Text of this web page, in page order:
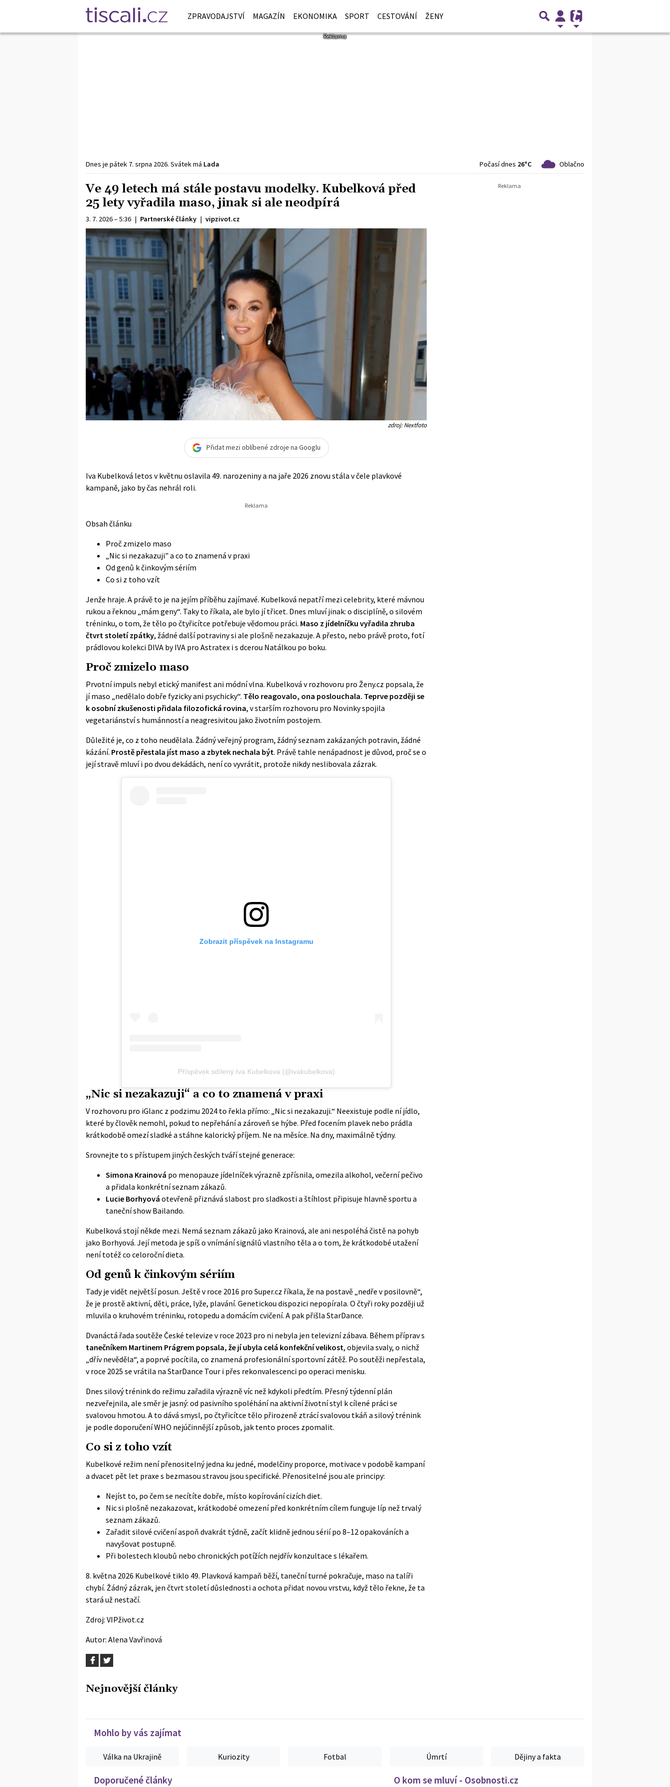
ZPRAVODAJSTVÍ MAGAZÍN EKONOMIKA SPORT CESTOVÁNÍ ŽENY
Dnes je pátek 7. srpna 2026. Svátek má Lada Počasí dnes 26°C Oblačno
Ve 49 letech má stále postavu modelky. Kubelková před
25 lety vyřadila maso, jinak si ale neodpírá
3. 7. 2026 – 5:36 | Partnerské články | vipzivot.cz
zdroj: Nextfoto
Přidat mezi oblíbené zdroje na Googlu
Iva Kubelková letos v květnu oslavila 49. narozeniny a na jaře 2026 znovu stála v čele plavkové
kampaně, jako by čas nehrál roli.
Obsah článku
Proč zmizelo maso
„Nic si nezakazuji" a co to znamená v praxi
Od genů k činkovým sériím
Co si z toho vzít
Jenže hraje. A právě to je na jejím příběhu zajímavé. Kubelková nepatří mezi celebrity, které mávnou
rukou a řeknou „mám geny“. Taky to říkala, ale bylo jí třicet. Dnes mluví jinak: o disciplíně, o silovém
tréninku, o tom, že tělo po čtyřicítce potřebuje vědomou práci. Maso z jídelníčku vyřadila zhruba
čtvrt století zpátky, žádné další potraviny si ale plošně nezakazuje. A přesto, nebo právě proto, fotí
prádlovou kolekci DIVA by IVA pro Astratex i s dcerou Natálkou po boku.
Proč zmizelo maso
Prvotní impuls nebyl etický manifest ani módní vlna. Kubelková vrozhovoru pro Ženy.cz popsala, že
jí maso „nedělalo dobře fyzicky ani psychicky“. Tělo reagovalo, ona poslouchala. Teprve později se
k osobní zkušenosti přidala filozofická rovina, v starším rozhovoru pro Novinky spojila
vegetariánství s humánností a neagresivitou jako životním postojem.
Důležité je, co z toho neudělala. Žádný veřejný program, žádný seznam zakázaných potravin, žádné
kázání. Prostě přestala jíst maso a zbytek nechala být. Právě tahle nenápadnost je důvod, proč se o
její stravě mluví i po dvou dekádách, není co vyvrátit, protože nikdy neslibovala zázrak.
Zobrazit příspěvek na Instagramu
Příspěvek sdílený Iva Kubelkova (@ivakubelkova)
„Nic si nezakazuji“ a co to znamená v praxi
V rozhovoru pro iGlanc z podzimu 2024 to řekla přímo: „Nic si nezakazuji.“ Neexistuje podle ní jídlo,
které by člověk nemohl, pokud to nepřehání a zároveň se hýbe. Před focením plavek nebo prádla
krátkodobě omezí sladké a stáhne kalorický příjem. Ne na měsíce. Na dny, maximálně týdny.
Srovnejte to s přístupem jiných českých tváří stejné generace:
Simona Krainová po menopauze jídelníček výrazně zpřísnila, omezila alkohol, večerní pečivo
a přidala konkrétní seznam zákazů.
Lucie Borhyová otevřeně přiznává slabost pro sladkosti a štíhlost připisuje hlavně sportu a
taneční show Bailando.
Kubelková stojí někde mezi. Nemá seznam zákazů jako Krainová, ale ani nespoléhá čistě na pohyb
jako Borhyová. Její metoda je spíš o vnímání signálů vlastního těla a o tom, že krátkodobé utažení
není totéž co celoroční dieta.
Od genů k činkovým sériím
Tady je vidět největší posun. Ještě v roce 2016 pro Super.cz říkala, že na postavě „nedře v posilovně“,
že je prostě aktivní, děti, práce, lyže, plavání. Genetickou dispozici nepopírala. O čtyři roky později už
mluvila o kruhovém tréninku, rotopedu a domácím cvičení. A pak přišla StarDance.
Dvanáctá řada soutěže České televize v roce 2023 pro ni nebyla jen televizní zábava. Během příprav s
tanečníkem Martinem Prágrem popsala, že jí ubyla celá konfekční velikost, objevila svaly, o nichž
„dřív nevěděla“, a poprvé pocítila, co znamená profesionální sportovní zátěž. Po soutěži nepřestala,
v roce 2025 se vrátila na StarDance Tour i přes rekonvalescenci po operaci menisku.
Dnes silový trénink do režimu zařadila výrazně víc než kdykoli předtím. Přesný týdenní plán
nezveřejnila, ale směr je jasný: od pasivního spoléhání na aktivní životní styl k cílené práci se
svalovou hmotou. A to dává smysl, po čtyřicítce tělo přirozeně ztrácí svalovou tkáň a silový trénink
je podle doporučení WHO nejúčinnější způsob, jak tento proces zpomalit.
Co si z toho vzít
Kubelkové režim není přenositelný jedna ku jedné, modelčiny proporce, motivace v podobě kampaní
a dvacet pět let praxe s bezmasou stravou jsou specifické. Přenositelné jsou ale principy:
Nejíst to, po čem se necítíte dobře, místo kopírování cizích diet.
Nic si plošně nezakazovat, krátkodobé omezení před konkrétním cílem funguje líp než trvalý
seznam zákazů.
Zařadit silové cvičení aspoň dvakrát týdně, začít klidně jednou sérií po 8–12 opakováních a
navyšovat postupně.
Při bolestech kloubů nebo chronických potížích nejdřív konzultace s lékařem.
8. května 2026 Kubelkové tiklo 49. Plavková kampaň běží, taneční turné pokračuje, maso na talíři
chybí. Žádný zázrak, jen čtvrt století důslednosti a ochota přidat novou vrstvu, když tělo řekne, že ta
stará už nestačí.
Zdroj: VIPživot.cz
Autor: Alena Vavřinová
Nejnovější články
Mohlo by vás zajímat
Válka na Ukrajině Kuriozity Fotbal Úmrtí Dějiny a fakta
Doporučené články O kom se mluví - Osobnosti.cz